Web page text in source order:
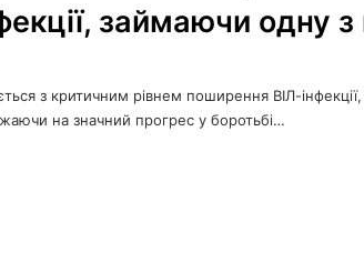
займаючи одну
з критичним рівнем поширення ВІЛ-
на значний прогрес у боротьбі…